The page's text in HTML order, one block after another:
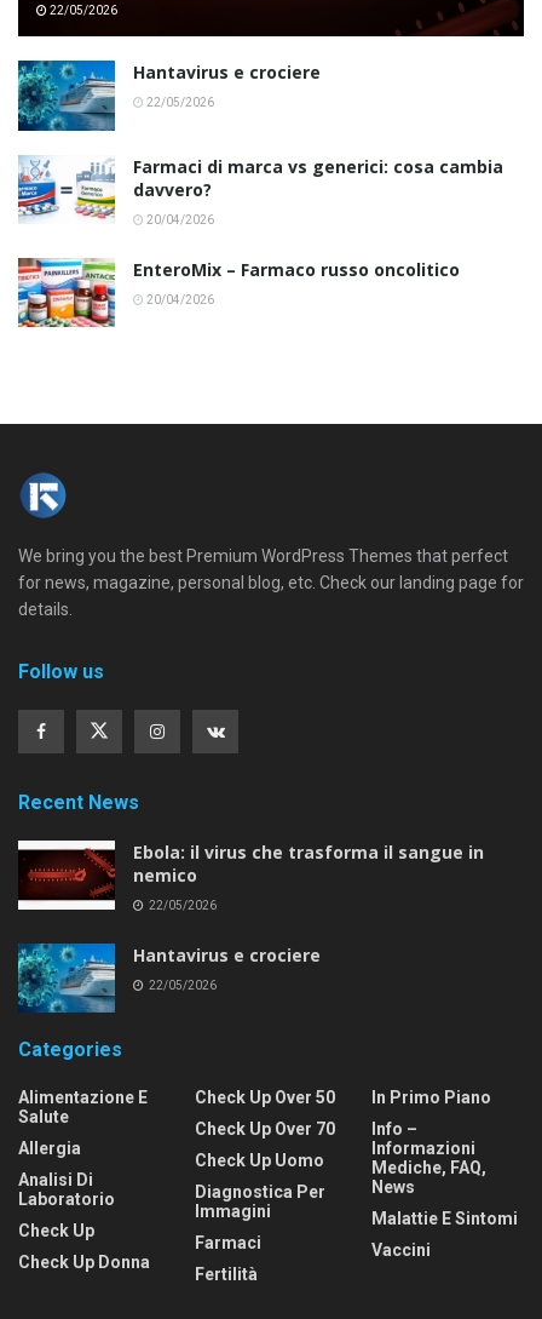
22/05/2026
Hantavirus e crociere
22/05/2026
Farmaci di marca vs generici: cosa cambia
davvero?
20/04/2026
EnteroMix – Farmaco russo oncolitico
20/04/2026
We bring you the best Premium WordPress Themes that perfect
for news, magazine, personal blog, etc. Check our landing page for
details.
Follow us
Recent News
Ebola: il virus che trasforma il sangue in
nemico
22/05/2026
Hantavirus e crociere
22/05/2026
Categories
Alimentazione E
Salute
Allergia
Analisi Di
Laboratorio
Check Up
Check Up Donna
Check Up Over 50
Check Up Over 70
Check Up Uomo
Diagnostica Per
Immagini
Farmaci
Fertilità
In Primo Piano
Info –
Informazioni
Mediche, FAQ,
News
Malattie E Sintomi
Vaccini